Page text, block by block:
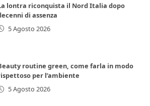
lontra riconquista il Nord Italia dopo
di assenza
5 Agosto 2026
routine green, come farla in modo
per l’ambiente
5 Agosto 2026